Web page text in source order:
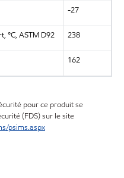
-27
°C, ASTM D92 238
162
pour ce produit se
(FDS) sur le site
psims.aspx